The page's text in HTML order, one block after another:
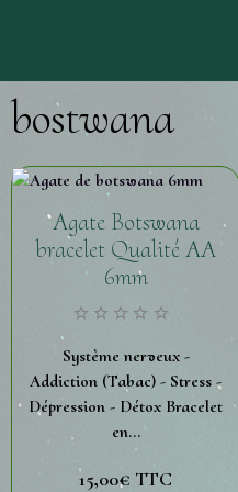
bostwana
Agate Botswana
bracelet Qualité AA
6mm
Système nerveux -
Addiction (Tabac) - Stress -
Dépression - Détox Bracelet
en...
15,00€ TTC